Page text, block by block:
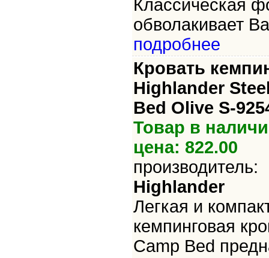
Классическая
обволакивает
подробнее
Кровать
Highlander
Bed Olive S-
Товар в
цена: 822.00
производитель:
Highlander
Легкая и
кемпинговая
Camp Bed